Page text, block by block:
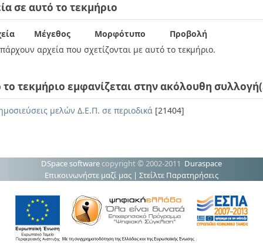
σε αυτό το τεκμήριο
Μέγεθος Μορφότυπο
Προβολή
αρχεία που σχετίζονται με αυτό το τεκμήριο.
το τεκμήριο εμφανίζεται στην ακόλουθη
μελών Δ.Ε.Π. σε περιοδικά [21404]
DSpace software copyright © 2002-2011 Duraspace
Επικοινωνήστε μαζί μας | Στείλτε Παρατηρήσεις